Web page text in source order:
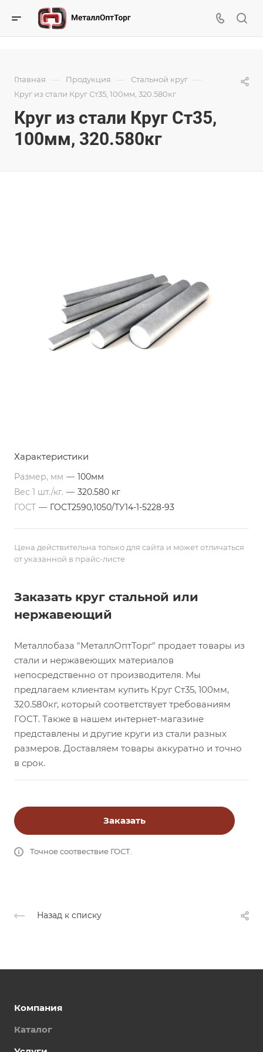
Главная — Продукция — Стальной круг —
Круг из стали Круг Ст35, 100мм, 320.580кг
Круг из стали Круг Ст35,
100мм, 320.580кг
Характеристики
Размер, мм — 100мм
Вес 1 шт./кг. — 320.580 кг
ГОСТ — ГОСТ2590,1050/ТУ14-1-5228-93
Цена действительна только для сайта и может отличаться
от указанной в прайс-листе
Заказать круг стальной или
нержавеющий
Металлобаза "МеталлОптТорг" продает товары из
стали и нержавеющих материалов
непосредственно от производителя. Мы
предлагаем клиентам купить Круг Ст35, 100мм,
320.580кг, который соответствует требованиям
ГОСТ. Также в нашем интернет-магазине
представлены и другие круги из стали разных
размеров. Доставляем товары аккуратно и точно
в срок.
Заказать
Точное соотвествие ГОСТ.
Назад к списку
Компания
Каталог